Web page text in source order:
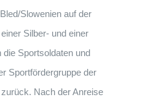
Slowenien auf der
Silber- und einer
Sportsoldaten und
Sportfördergruppe der
Nach der Anreise